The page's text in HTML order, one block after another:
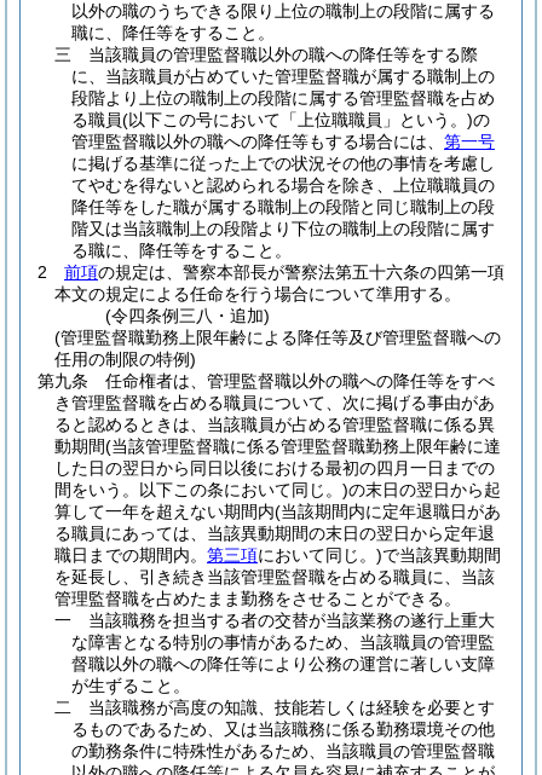
以外の職のうちできる限り上位の職制上の段階に属する
職に、降任等をすること。
三
当該職員の管理監督職以外の職への降任等をする際
に、当該職員が占めていた管理監督職が属する職制上の
段階より上位の職制上の段階に属する管理監督職を占め
る職員(以下この号において「上位職職員」という。)の
管理監督職以外の職への降任等もする場合には、 第一号
に掲げる基準に従った上での状況その他の事情を考慮し
てやむを得ないと認められる場合を除き、上位職職員の
降任等をした職が属する職制上の段階と同じ職制上の段
階又は当該職制上の段階より下位の職制上の段階に属す
る職に、降任等をすること。
2
前項の規定は、警察本部長が警察法第五十六条の四第一項
本文の規定による任命を行う場合について準用する。
(令四条例三八・追加)
(管理監督職勤務上限年齢による降任等及び管理監督職への
任用の制限の特例)
第九条
任命権者は、管理監督職以外の職への降任等をすべ
き管理監督職を占める職員について、次に掲げる事由があ
ると認めるときは、当該職員が占める管理監督職に係る異
動期間(当該管理監督職に係る管理監督職勤務上限年齢に達
した日の翌日から同日以後における最初の四月一日までの
間をいう。以下この条において同じ。)の末日の翌日から起
算して一年を超えない期間内(当該期間内に定年退職日があ
る職員にあっては、当該異動期間の末日の翌日から定年退
職日までの期間内。 第三項において同じ。)で当該異動期間
を延長し、引き続き当該管理監督職を占める職員に、当該
管理監督職を占めたまま勤務をさせることができる。
一
当該職務を担当する者の交替が当該業務の遂行上重大
な障害となる特別の事情があるため、当該職員の管理監
督職以外の職への降任等により公務の運営に著しい支障
が生ずること。
二
当該職務が高度の知識、技能若しくは経験を必要とす
るものであるため、又は当該職務に係る勤務環境その他
の勤務条件に特殊性があるため、当該職員の管理監督職